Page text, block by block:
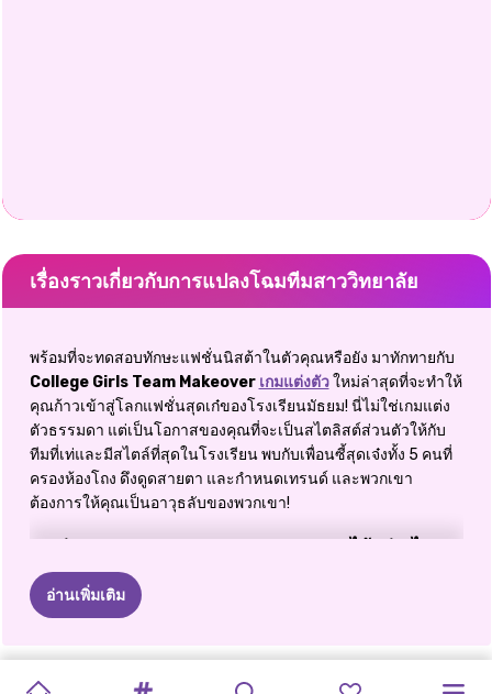
เรื่องราวเกี่ยวกับการแปลงโฉมทีมสาววิทยาลัย
พร้อมที่จะทดสอบทักษะแฟชั่นนิสต้าในตัวคุณหรือยัง มาทักทายกับ
College Girls Team Makeover เกมแต่งตัวใหม่ล่าสุดที่จะทำให้
คุณก้าวเข้าสู่โลกแฟชั่นสุดเก๋ของโรงเรียนมัธยม! นี่ไม่ใช่เกมแต่ง
ตัวธรรมดา แต่เป็นโอกาสของคุณที่จะเป็นสไตลิสต์ส่วนตัวให้กับ
ทีมที่เท่และมีสไตล์ที่สุดในโรงเรียน พบกับเพื่อนซี้สุดเจ๋งทั้ง 5 คนที่
ครองห้องโถง ดึงดูดสายตา และกำหนดเทรนด์ และพวกเขา
ต้องการให้คุณเป็นอาวุธลับของพวกเขา!
พบกับทีมในฝัน: สาวที่ฮอตที่สุดในโรงเรียน
มัธยมปลายสุดโต่ง - เพื่อนซี้ 5 คนที่ไม่สามารถแยกจากกันได้ซึ่ง
เป็นราชินีแห่งสไตล์ในมหาวิทยาลัย พวกเธอมีรูปลักษณ์ ทัศนคติ
อ่านเพิ่มเติม
กลับสู่ มัธยมปลาย สุนทรียศาสตร์
BACK
ELLIE วายร้าย โรงเรียนพ่อ
การประกวด คู่มือแฟชั่นฤดู เจ้าหญิงกลับ